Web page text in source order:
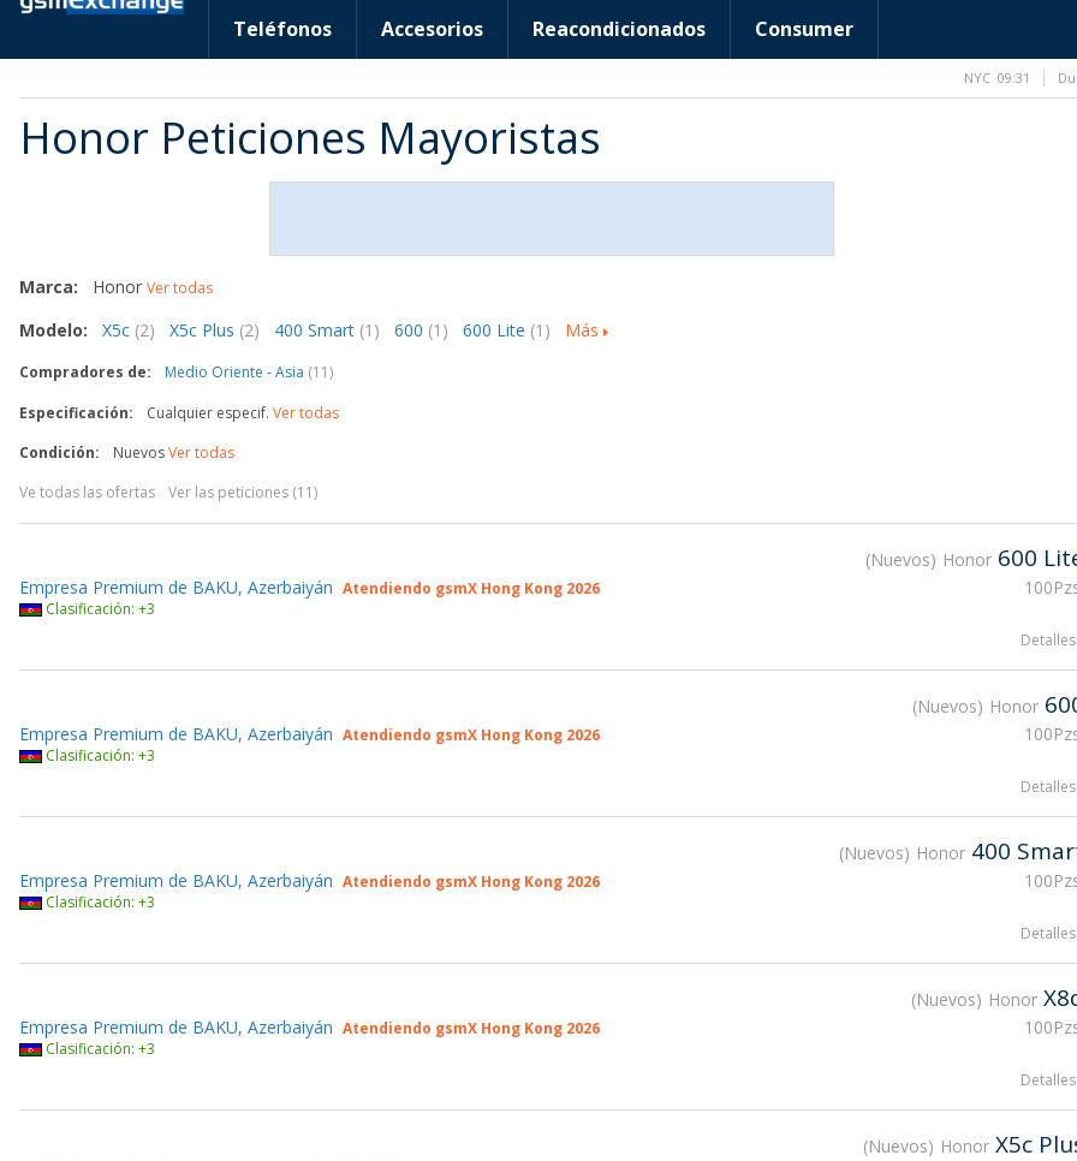
Teléfonos Accesorios Reacondicionados Consumer
Honor Peticiones Mayoristas
Marca: Honor Ver todas
Modelo: X5c (2) X5c Plus (2) 400 Smart (1) 600 (1) 600 Lite (1) Más
Compradores de: Medio Oriente - Asia (11)
Especificación:
Cualquier especif. Ver todas
Condición:
NuevosVer todas
Ve todas las ofertas
Ver las peticiones (11)
Nuevos Honor 600
Empresa Premium de BAKU, Azerbaiyán Atendiendo gsmX Hong Kong 2026
Clasificación: +3
Detalles
Nuevos Honor
Empresa Premium de BAKU, Azerbaiyán Atendiendo gsmX Hong Kong 2026
Clasificación: +3
Detalles
Nuevos Honor 400
Empresa Premium de BAKU, Azerbaiyán Atendiendo gsmX Hong Kong 2026
Clasificación: +3
Detalles
Nuevos Honor
Empresa Premium de BAKU, Azerbaiyán Atendiendo gsmX Hong Kong 2026
Clasificación: +3
Detalles
Nuevos Honor X5c
NYC 09:31